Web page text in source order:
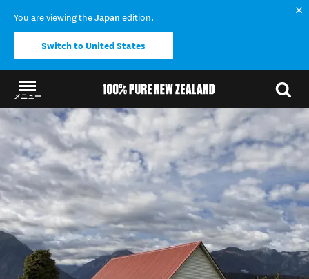
You are viewing theJapan edition.
Switch to United States
メニュー
結果に戻る